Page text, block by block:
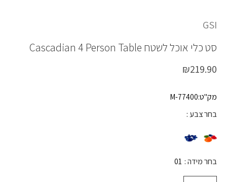
GSI
סט כלי אוכל לשטח Cascadian 4 Person Table
₪219.90
מק"ט:77400-M
בחר צבע
בחר מידה 01